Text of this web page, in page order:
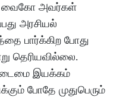
வைகோ அவர்கள்
அரசியல்
பார்க்கிற போது
தெரியவில்லை.
இயக்கம்
போதே முதுபெரும்